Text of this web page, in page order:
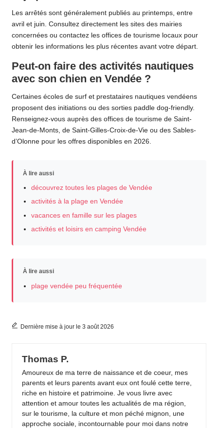
Les arrêtés sont généralement publiés au printemps, entre
avril et juin. Consultez directement les sites des mairies
concernées ou contactez les offices de tourisme locaux pour
obtenir les informations les plus récentes avant votre départ.
Peut-on faire des activités nautiques
avec son chien en Vendée ?
Certaines écoles de surf et prestataires nautiques vendéens
proposent des initiations ou des sorties paddle dog-friendly.
Renseignez-vous auprès des offices de tourisme de Saint-
Jean-de-Monts, de Saint-Gilles-Croix-de-Vie ou des Sables-
d’Olonne pour les offres disponibles en 2026.
À lire aussi
découvrez toutes les plages de Vendée
activités à la plage en Vendée
vacances en famille sur les plages
activités et loisirs en camping Vendée
À lire aussi
plage vendée peu fréquentée
Dernière mise à jour le 3 août 2026
Thomas P.
Amoureux de ma terre de naissance et de coeur, mes
parents et leurs parents avant eux ont foulé cette terre,
riche en histoire et patrimoine. Je vous livre avec
attention et amour toutes les actualités de ma région,
sur le tourisme, la culture et mon péché mignon, une
approche sociale, incontournable pour moi dans notre